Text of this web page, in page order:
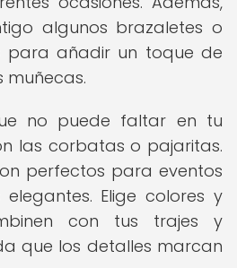
algunos brazaletes o
para añadir un toque de
no puede faltar en tu
las corbatas o pajaritas.
perfectos para eventos
Elige colores y
con tus trajes y
que los detalles marcan